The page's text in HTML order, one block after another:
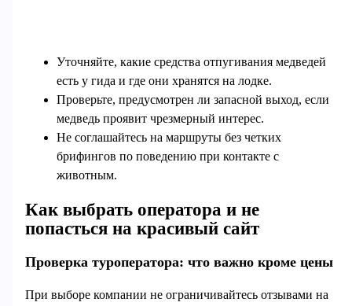
Уточняйте, какие средства отпугивания медведей
есть у гида и где они хранятся на лодке.
Проверьте, предусмотрен ли запасной выход, если
медведь проявит чрезмерный интерес.
Не соглашайтесь на маршруты без четких
брифингов по поведению при контакте с
животным.
Как выбрать оператора и не
попасться на красивый сайт
Проверка туроператора: что важно кроме цены
При выборе компании не ограничивайтесь отзывами на